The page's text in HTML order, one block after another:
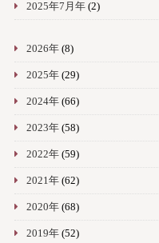
2025年7月年(2)
2026年(8)
2025年(29)
2024年(66)
2023年(58)
2022年(59)
2021年(62)
2020年(68)
2019年(52)